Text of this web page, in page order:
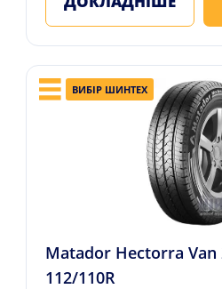
ВИБІР ШИНТЕХ
Matador Hectorra Van
112/110R